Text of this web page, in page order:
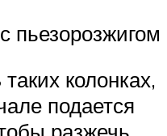
пьезорозжигом
колонках,
подается